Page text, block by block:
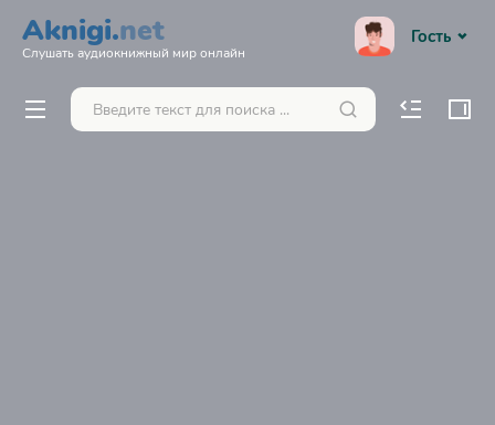
Aknigi.net
Слушать аудиокнижный мир онлайн
Гость